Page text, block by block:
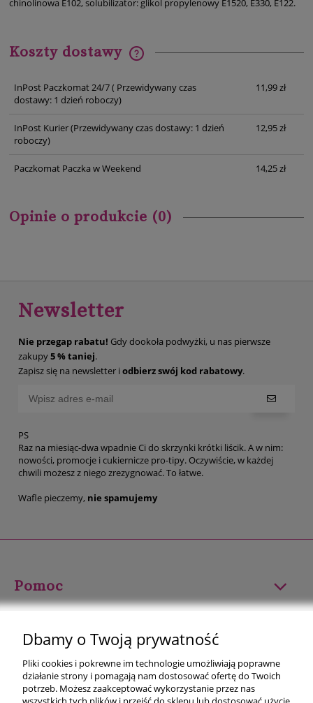
chinolinowa E102, solubilizator: glikol propylenowy E1520, E330, E122.
Koszty dostawy
InPost Paczkomat 24/7( Przewidywany czas
dostawy: 1 dzień roboczy)
11,99 zł
InPost Kurier(Przewidywany czas dostawy: 1 dzień
roboczy)
12,95 zł
Paczkomat Paczka w Weekend 14,25 zł
Opinie o produkcie (0)
Newsletter
Nie przegap rabatu! Gdy dookoła podwyżki, u nas pierwsze
zakupy5 % taniej.
Zapisz się na newsletter i odbierz swój kod rabatowy.
PS
Raz na miesiąc-dwa wpadnie Ci do skrzynki krótki liścik. A w nim:
nowości, promocje i cukiernicze pro-tipy. Oczywiście, w każdej
chwili możesz z niego zrezygnować. To łatwe.
Wafle pieczemy, nie spamujemy
Pomoc
Płatności i dostawa
Informacje
Dbamy o Twoją prywatność
Pliki cookies i pokrewne im technologie umożliwiają poprawne
działanie strony i pomagają nam dostosować ofertę do Twoich
potrzeb. Możesz zaakceptować wykorzystanie przez nas